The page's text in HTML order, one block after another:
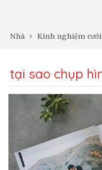
Nhà Kinh nghiệm cưới
tại sao chụp